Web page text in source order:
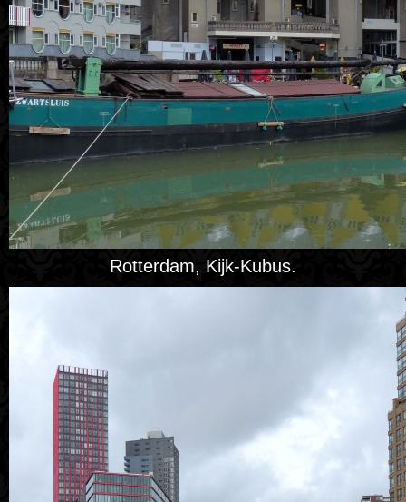
Rotterdam, Kijk-Kubus.